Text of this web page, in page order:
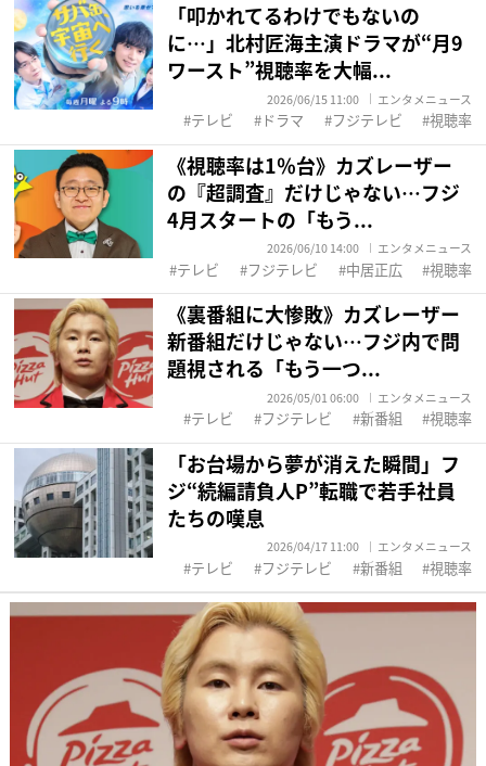
「叩かれてるわけでもないの
に…」北村匠海主演ドラマが“月9
ワースト”視聴率を大幅...
2026/06/15 11:00 エンタメニュース
テレビ ドラマ フジテレビ 視聴率
《視聴率は1％台》カズレーザー
の『超調査』だけじゃない…フジ
4月スタートの「もう...
2026/06/10 14:00 エンタメニュース
テレビ フジテレビ 中居正広 視聴率
《裏番組に大惨敗》カズレーザー
新番組だけじゃない…フジ内で問
題視される「もう一つ...
2026/05/01 06:00 エンタメニュース
テレビ フジテレビ 新番組 視聴率
「お台場から夢が消えた瞬間」フ
ジ“続編請負人P”転職で若手社員
たちの嘆息
2026/04/17 11:00 エンタメニュース
テレビ フジテレビ 新番組 視聴率